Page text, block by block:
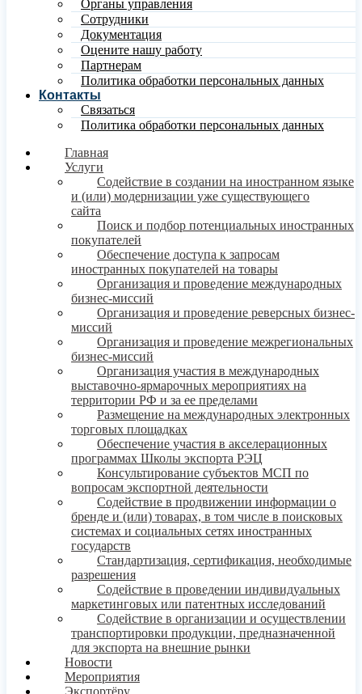
Органы управления
Сотрудники
Документация
Оцените нашу работу
Партнерам
Политика обработки персональных данных
Контакты
Связаться
Политика обработки персональных данных
Главная
Услуги
Содействие в создании на иностранном языке
и (или) модернизации уже существующего
сайта
Поиск и подбор потенциальных иностранных
покупателей
Обеспечение доступа к запросам
иностранных покупателей на товары
Организация и проведение международных
бизнес-миссий
Организация и проведение реверсных бизнес-
миссий
Организация и проведение межрегиональных
бизнес-миссий
Организация участия в международных
выставочно-ярмарочных мероприятиях на
территории РФ и за ее пределами
Размещение на международных электронных
торговых площадках
Обеспечение участия в акселерационных
программах Школы экспорта РЭЦ
Консультирование субъектов МСП по
вопросам экспортной деятельности
Содействие в продвижении информации о
бренде и (или) товарах, в том числе в поисковых
системах и социальных сетях иностранных
государств
Стандартизация, сертификация, необходимые
разрешения
Содействие в проведении индивидуальных
маркетинговых или патентных исследований
Содействие в организации и осуществлении
транспортировки продукции, предназначенной
для экспорта на внешние рынки
Новости
Мероприятия
Экспортёру